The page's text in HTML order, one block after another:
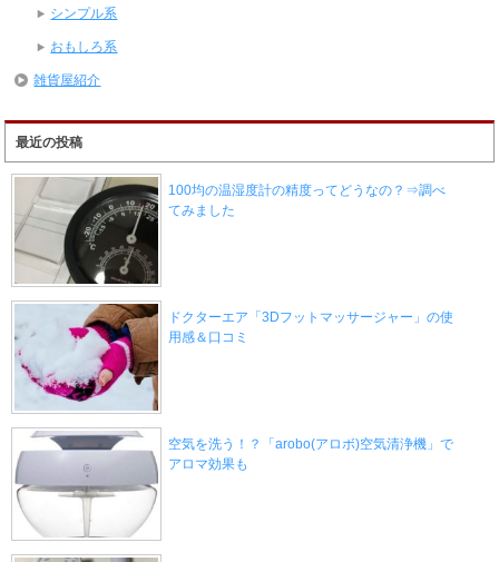
シンプル系
おもしろ系
雑貨屋紹介
最近の投稿
100均の温湿度計の精度ってどうなの？⇒調べ
てみました
ドクターエア「3Dフットマッサージャー」の使
用感＆口コミ
空気を洗う！？「arobo(アロボ)空気清浄機」で
アロマ効果も